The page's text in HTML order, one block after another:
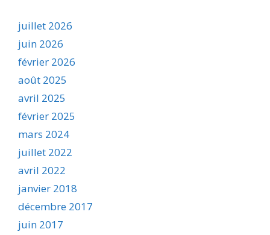
juillet 2026
juin 2026
février 2026
août 2025
avril 2025
février 2025
mars 2024
juillet 2022
avril 2022
janvier 2018
décembre 2017
juin 2017